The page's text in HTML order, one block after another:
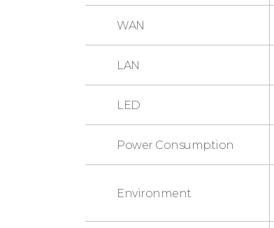
WAN
LAN
LED
Power Consumption
Environment